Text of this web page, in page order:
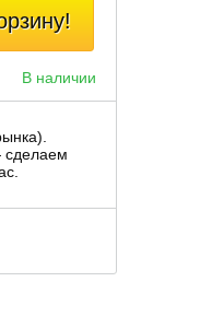
В наличии
сделаем